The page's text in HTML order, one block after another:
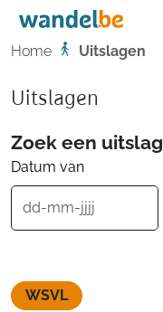
Home
Home Uitslagen
Uitslagen
Zoek een uitslag
Datum van
WSVL